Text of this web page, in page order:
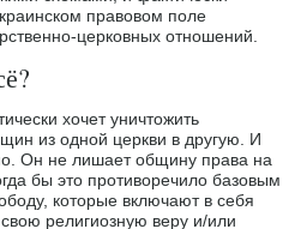
правовом поле
церковных отношений.
хочет уничтожить
из одной церкви в другую. И
Он не лишает общину права на
бы это противоречило базовым
которые включают в себя
религиозную веру и/или